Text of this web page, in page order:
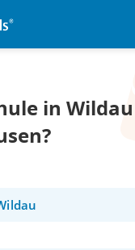
in